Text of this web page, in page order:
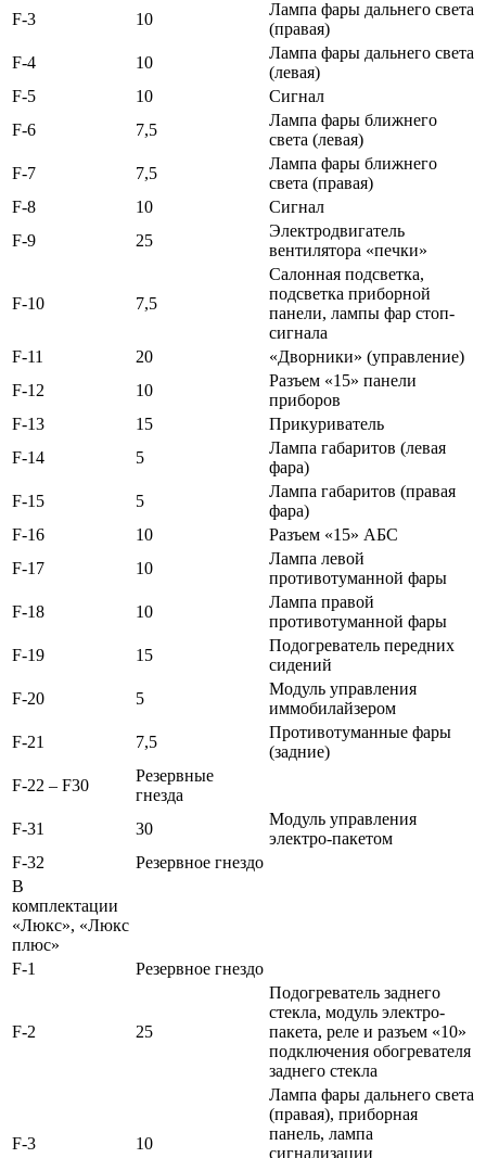
F-3
10
Лампа фары дальнего света
(правая)
F-4
10
Лампа фары дальнего света
(левая)
F-5
10
Сигнал
F-6
7,5
Лампа фары ближнего
света (левая)
F-7
7,5
Лампа фары ближнего
света (правая)
F-8
10
Сигнал
F-9
25
Электродвигатель
вентилятора «печки»
F-10 7,5
Салонная подсветка,
подсветка приборной
панели, лампы фар стоп-
сигнала
F-11
20
«Дворники» (управление)
F-12
10
Разъем «15» панели
приборов
F-13
15
Прикуриватель
F-14
5
Лампа габаритов (левая
фара)
F-15
5
Лампа габаритов (правая
фара)
F-16
10
Разъем «15» АБС
F-17
10
Лампа левой
противотуманной фары
F-18
10
Лампа правой
противотуманной фары
F-19
15
Подогреватель передних
сидений
F-20
5
Модуль управления
иммобилайзером
F-21
7,5
Противотуманные фары
(задние)
F-22 – F30
Резервные
гнезда
F-31
30
Модуль управления
электро-пакетом
F-32
Резервное гнездо
В
комплектации
«Люкс», «Люкс
плюс»
F-1
Резервное гнездо
F-2 25
Подогреватель заднего
стекла, модуль электро-
пакета, реле и разъем «10»
подключения обогревателя
заднего стекла
F-3 10
Лампа фары дальнего света
(правая), приборная
панель, лампа
сигнализации